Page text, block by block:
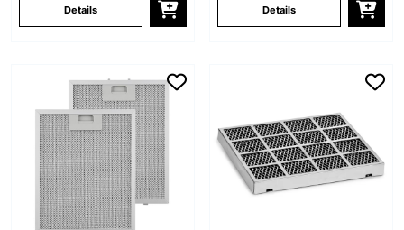
Details Details